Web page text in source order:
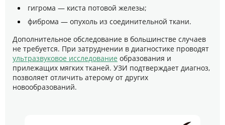
гигрома — киста потовой железы;
фиброма — опухоль из соединительной ткани.
Дополнительное обследование в большинстве случаев
не требуется. При затруднении в диагностике проводят
ультразвуковое исследование образования и
прилежащих мягких тканей. УЗИ подтверждает диагноз,
позволяет отличить атерому от других
новообразований.